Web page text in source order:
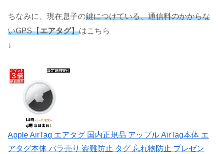
ちなみに、現在息子の鍵につけている、通信料のかからな
いGPS【エアタグ】はこちら
↓
Apple AirTag エアタグ 国内正規品 アップル AirTag本体 エ
アタグ本体 バラ売り 盗難防止 タグ 忘れ物防止 プレゼン